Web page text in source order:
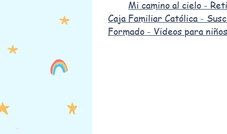
Mi camino al cielo -
Caja Familiar Católica -
Formado - Videos para niños